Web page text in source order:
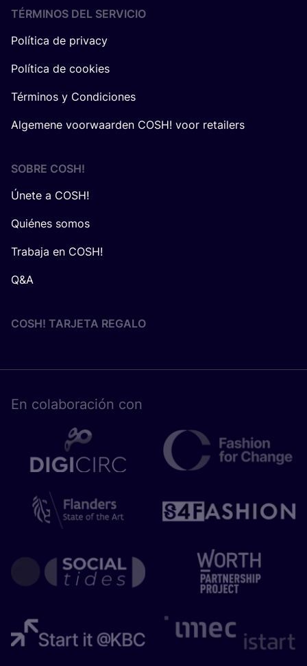
TÉRMINOS DEL SERVICIO
Política de privacy
Política de cookies
Términos y Condiciones
Algemene voorwaarden COSH! voor retailers
SOBRE COSH!
Únete a COSH!
Quiénes somos
Trabaja en COSH!
Q&A
COSH! TARJETA REGALO
En cola­bo­ra­ción con